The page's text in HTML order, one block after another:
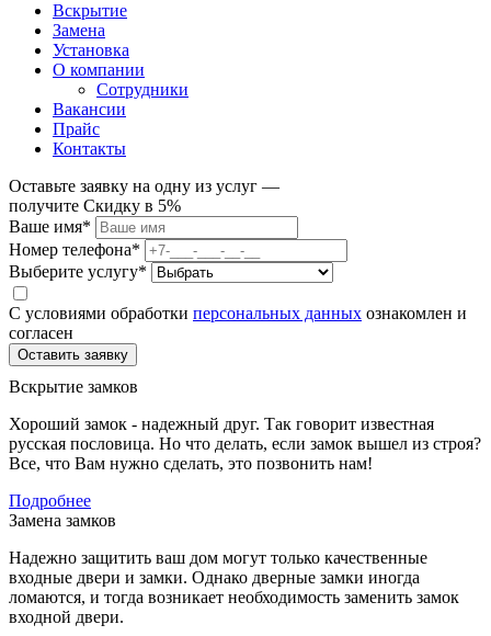
Вскрытие
Замена
Установка
О компании
Сотрудники
Вакансии
Прайс
Контакты
Оставьте заявку на одну из услуг —
получите Скидку в 5%
Ваше имя*
Номер телефона*
Выберите услугу*
С условиями обработки персональных данных ознакомлен и
согласен
Вскрытие замков
Хороший замок - надежный друг. Так говорит известная
русская пословица. Но что делать, если замок вышел из строя?
Все, что Вам нужно сделать, это позвонить нам!
Подробнее
Замена замков
Надежно защитить ваш дом могут только качественные
входные двери и замки. Однако дверные замки иногда
ломаются, и тогда возникает необходимость заменить замок
входной двери.